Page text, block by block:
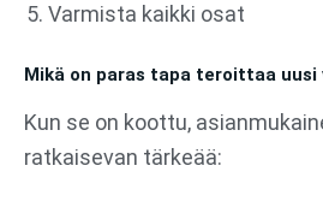
Varmista kaikki osat
Mikä on paras tapa teroittaa uusi
Kun se on koottu,
ratkaisevan tärkeää: